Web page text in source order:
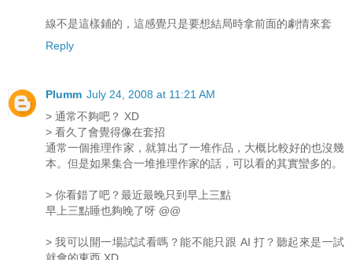
線不是這樣鋪的，這感覺只是要想結局時拿前面的劇情來套
Reply
Plumm July 24, 2008 at 11:21 AM
> 通常不夠吧？ XD
> 看久了會覺得像在套招
通常一個推理作家，就算出了一堆作品，大概比較好的也沒幾
本。但是如果集合一堆推理作家的話，可以看的其實蠻多的。
> 你看錯了吧？最近最晚只到早上三點
早上三點睡也夠晚了呀 @@
> 我可以開一場試試看嗎？能不能只跟 AI 打？聽起來是一試
就會的東西 XD